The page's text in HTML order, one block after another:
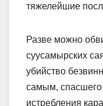
тяжелейшие
Разве можно
суусамырских
убийство
самым, спасшего
истребления